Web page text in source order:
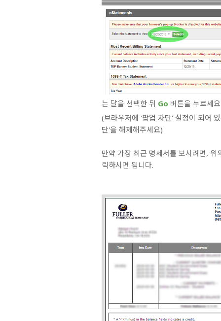
는 달을 선택한 뒤 Go 버튼을 누르세요
(브라우저에 '팝업 차단' 설정이 되어
단'을 해제해주세요)
만약 가장 최근 명세서를 보시려면,
릭하시면 됩니다.